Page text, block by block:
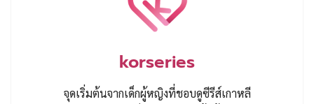
korseries
จุดเริ่มต้นจากเด็กผู้หญิงที่ชอบดูซีรีส์เกาหลี